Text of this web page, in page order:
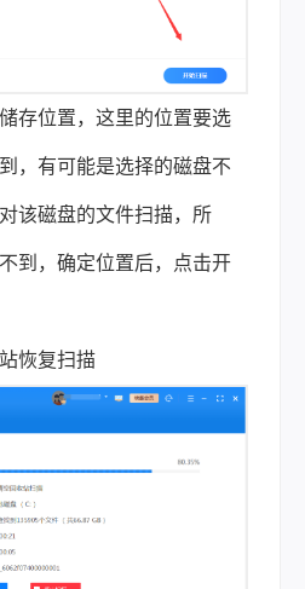
存位置，这里的位置要选
，有可能是选择的磁盘不
该磁盘的文件扫描，所
到，确定位置后，点击开
恢复扫描